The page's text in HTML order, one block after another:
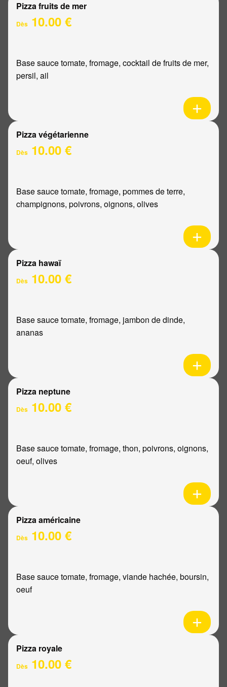
Pizza fruits de mer
Dès 10.00 €
Base sauce tomate, fromage, cocktail de fruits de mer,
persil, ail
Pizza végétarienne
Dès 10.00 €
Base sauce tomate, fromage, pommes de terre,
champignons, poivrons, oignons, olives
Pizza hawaï
Dès 10.00 €
Base sauce tomate, fromage, jambon de dinde,
ananas
Pizza neptune
Dès 10.00 €
Base sauce tomate, fromage, thon, poivrons, oignons,
oeuf, olives
Pizza américaine
Dès 10.00 €
Base sauce tomate, fromage, viande hachée, boursin,
oeuf
Pizza royale
Dès 10.00 €